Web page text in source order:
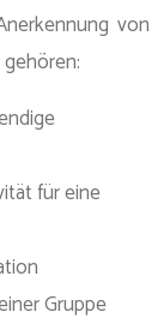
von
für eine
Gruppe